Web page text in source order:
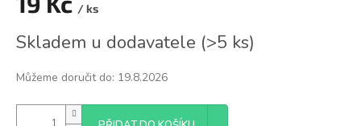
/ ks
cena:
Skladem u dodavatele (>5 ks)
Můžeme doručit do: 19.8.2026